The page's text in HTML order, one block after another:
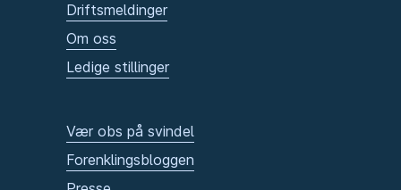
Driftsmeldinger
Om oss
Ledige stillinger
Vær obs på svindel
Forenklingsbloggen